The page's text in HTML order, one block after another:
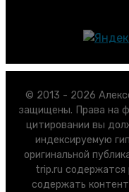
© 2013 - 2026
защищены. Права на
цитировании вы
индексируемую
оригинальной
trip.ru содержатся
содержать